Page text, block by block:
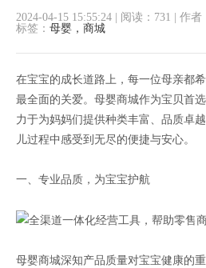
2024-04-15 15:55:24 阅读：731 作者
标签： 母婴，商城
在宝宝的成长道路上，每一位母亲都
最全面的关爱。母婴商城作为宝贝首
力于为妈妈们提供种类丰富、品质卓
儿过程中感受到无尽的便捷与安心。
一、专业品质，为宝宝护航
母婴商城深知产品质量对宝宝健康的